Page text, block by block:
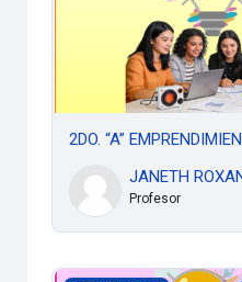
2DO. “A”
JANETH
Profesor